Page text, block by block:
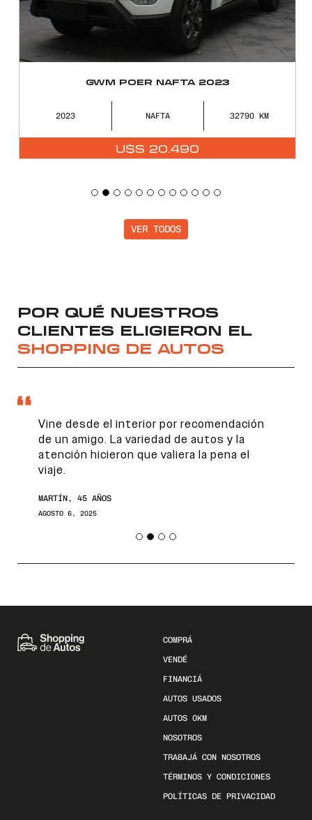
GWM POER NAFTA 2023
2023 NAFTA 32790
U$S 20.490
VER TODOS
POR QUÉ NUESTROS
CLIENTES ELIGIERON EL
SHOPPING DE AUTOS
Vine desde el interior por recomendación
de un amigo. La variedad de autos y la
atención hicieron que valiera la pena el
viaje.
MARTÍN, 45 AÑOS
AGOSTO 6, 2025
COMPRÁ
VENDÉ
FINANCIÁ
AUTOS USADOS
AUTOS 0KM
NOSOTROS
TRABAJÁ CON NOSOTROS
TÉRMINOS Y CONDICIONES
POLÍTICAS DE PRIVACIDAD